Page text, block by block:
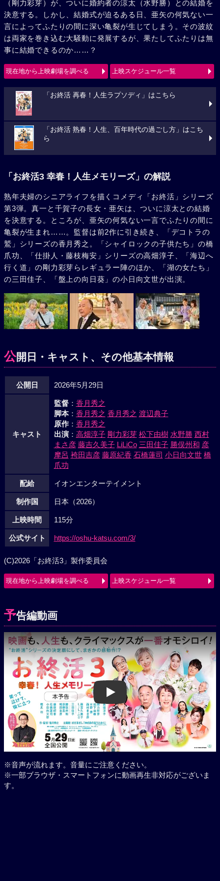
（剛力彩芽）が、ついに婚約者の涼太（水野勝）との結婚を
決意する。しかし、結婚式が迫るある日、亜矢の何気ない一
言によってふたりの間に深い亀裂が生じてしまう。その波紋
は両家を巻き込む大騒動に発展するが、果たしてふたりは無
事に結婚できるのか……？
現在地から上映劇場を調べる 上映スケジュール一覧
「お終活 再春！人生ラプソディ」はこちら
「お終活 熟春！人生、百年時代の過ごし方」はこち
ら
「お終活3 幸春！人生メモリーズ」の解説
熟年夫婦のシニアライフを描くコメディ「お終活」シリーズ
第3弾。真一と千賀子の長女・亜矢は、ついに涼太との結婚
を決意する。ところが、亜矢の何気ない一言でふたりの間に
亀裂が生まれ……。監督は前2作に引き続き、「デコトラの
鷲」シリーズの香月秀之。「シャイロックの子供たち」の橋
爪功、「仕掛人・藤枝梅安」シリーズの高畑淳子、「海辺へ
行く道」の剛力彩芽らレギュラー陣のほか、「湖の女たち」
の三田佳子、「盤上の向日葵」の小日向文世が出演。
公開日・キャスト、その他基本情報
公開日 2026年5月29日
キャスト
監督： 香月秀之
脚本： 香月秀之 香月秀之 渡辺典子
原作： 香月秀之
出演： 高畑淳子 剛力彩芽 松下由樹 水野勝 西村
まさ彦 藤吉久美子 LiLiCo 三田佳子 勝俣州和 彦
摩呂 袴田吉彦 藤原紀香 石橋蓮司 小日向文世 橋
爪功
配給 イオンエンターテイメント
制作国 日本（2026）
上映時間 115分
公式サイト https://oshu-katsu.com/3/
(C)2026「お終活3」製作委員会
現在地から上映劇場を調べる 上映スケジュール一覧
予告編動画
Play
※音声が流れます。音量にご注意ください。
※一部ブラウザ・スマートフォンに動画再生非対応がございま
す。